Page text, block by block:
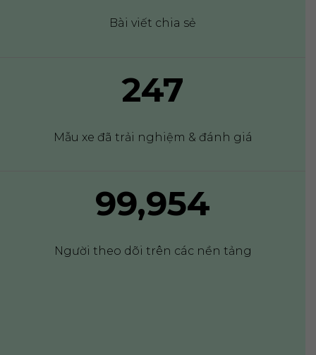
Bài viết chia sẻ
249
Mẫu xe đã trải nghiệm & đánh giá
99,983
Người theo dõi trên các nền tảng